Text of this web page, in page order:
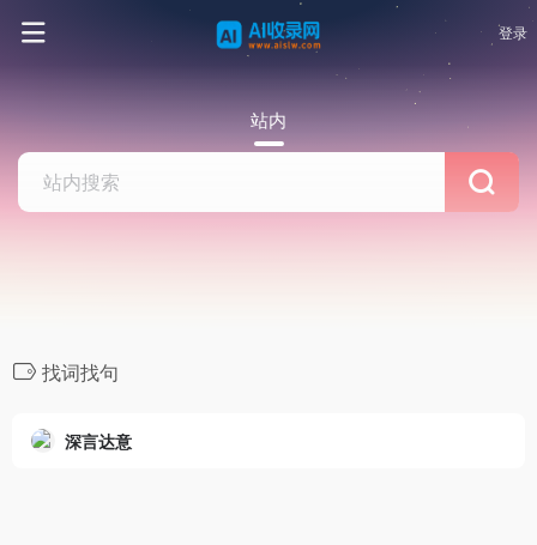
登录
站内
找词找句
深言达意